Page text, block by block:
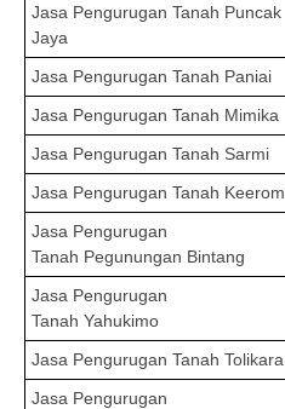
Jasa Pengurugan Tanah Puncak
Jaya
Jasa Pengurugan Tanah Paniai
Jasa Pengurugan Tanah Mimika
Jasa Pengurugan Tanah Sarmi
Jasa Pengurugan Tanah Keerom
Jasa Pengurugan
Tanah Pegunungan Bintang
Jasa Pengurugan
Tanah Yahukimo
Jasa Pengurugan Tanah Tolikara
Jasa Pengurugan